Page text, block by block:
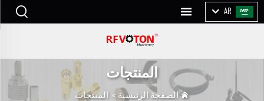
AR
المنتجات
الصفحة الرئيسية > المنتجات